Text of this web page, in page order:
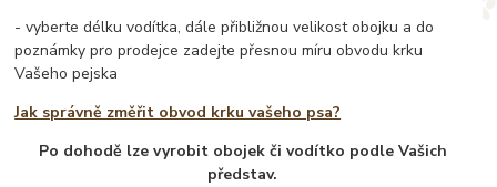
- vyberte délku vodítka, dále přibližnou velikost obojku a do
poznámky pro prodejce zadejte přesnou míru obvodu krku
Vašeho pejska
Jak správně změřit obvod krku vašeho psa?
Po dohodě lze vyrobit obojek či vodítko podle Vašich
představ.